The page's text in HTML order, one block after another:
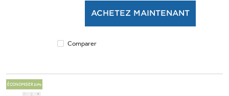
ACHETEZ MAINTENANT
Comparer
ÉCONOMISER 24%